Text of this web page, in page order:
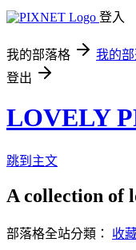
登入
我的部落格 我的
登出
LOVELY
跳到主文
A collection of
部落格全站分類： 收